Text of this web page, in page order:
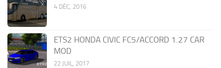
4 DÉC, 2016
ETS2 HONDA CIVIC FC5/ACCORD 1.27 CAR
MOD
22 JUIL, 2017